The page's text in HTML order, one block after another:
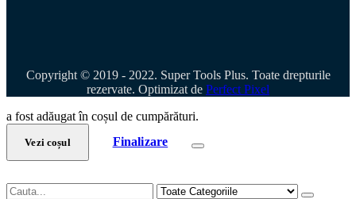
Copyright © 2019 - 2022. Super Tools Plus. Toate drepturile
rezervate. Optimizat de Perfect Pixel
a fost adăugat în coșul de cumpărături.
Vezi coșul Finalizare